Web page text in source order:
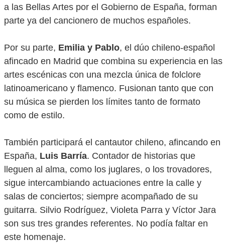
a las Bellas Artes por el Gobierno de España, forman
parte ya del cancionero de muchos españoles.
Por su parte, Emilia y Pablo, el dúo chileno-español
afincado en Madrid que combina su experiencia en las
artes escénicas con una mezcla única de folclore
latinoamericano y flamenco. Fusionan tanto que con
su música se pierden los límites tanto de formato
como de estilo.
También participará el cantautor chileno, afincando en
España, Luis Barría. Contador de historias que
lleguen al alma, como los juglares, o los trovadores,
sigue intercambiando actuaciones entre la calle y
salas de conciertos; siempre acompañado de su
guitarra. Silvio Rodríguez, Violeta Parra y Víctor Jara
son sus tres grandes referentes. No podía faltar en
este homenaje.